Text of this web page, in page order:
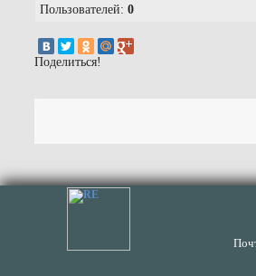
Пользователей: 0
Поделиться!